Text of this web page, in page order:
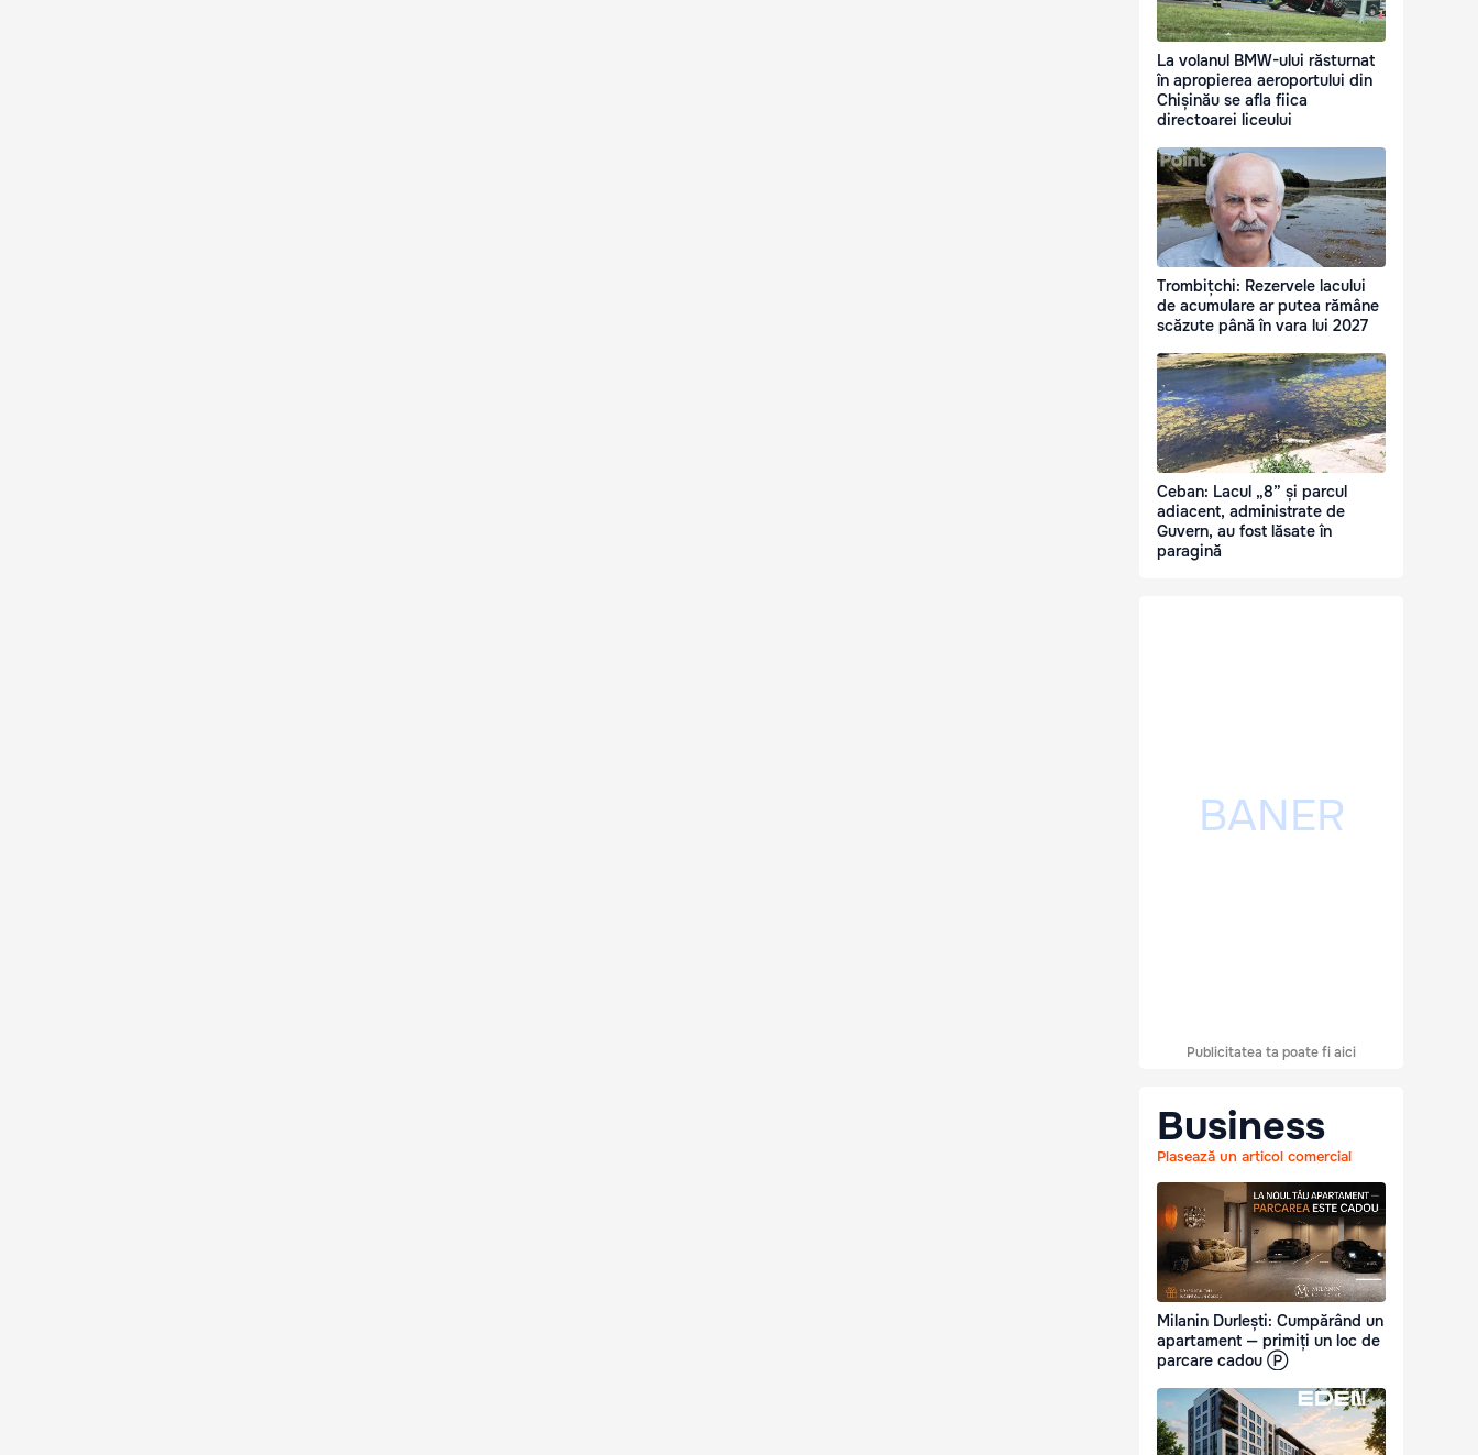
La volanul BMW-ului răsturnat
în apropierea aeroportului din
Chișinău se afla fiica
directoarei liceului
Trombițchi: Rezervele lacului
de acumulare ar putea rămâne
scăzute până în vara lui 2027
Ceban: Lacul „8” și parcul
adiacent, administrate de
Guvern, au fost lăsate în
paragină
Publicitatea ta poate fi aici
Business
Plasează un articol comercial
Milanin Durlești: Cumpărând un
apartament — primiți un loc de
parcare cadou Ⓟ